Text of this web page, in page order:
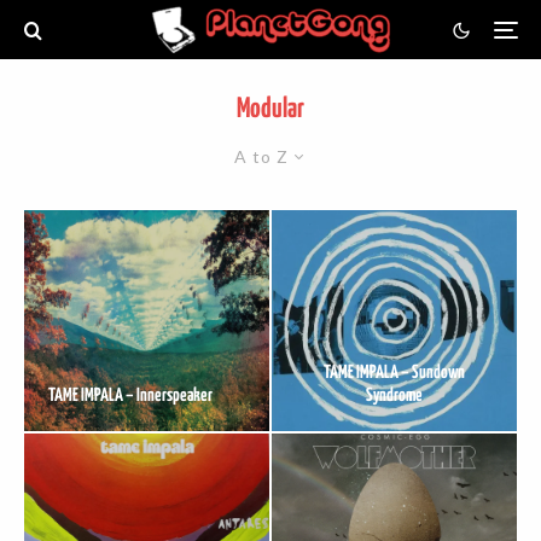
Modular
A to Z
TAME IMPALA – Innerspeaker
TAME IMPALA – Sundown
Syndrome